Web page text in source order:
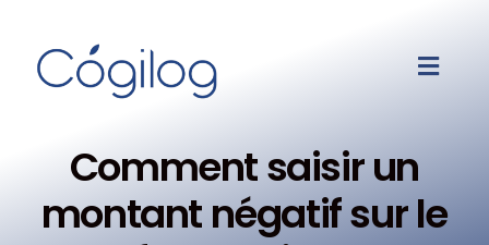
Comment saisir un
montant négatif sur le